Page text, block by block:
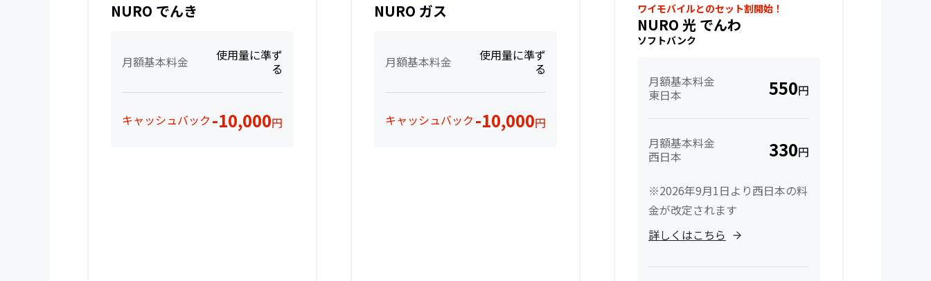
NURO でんき
月額基本料金
使用量に準ず
る
キャッシュバック -10,000円
NURO ガス
月額基本料金
使用量に準ず
る
キャッシュバック -10,000円
ワイモバイルとのセット割開始！
NURO 光 でんわ
ソフトバンク
月額基本料金
東日本
550円
月額基本料金
西日本
330円
※2026年9月1日より西日本の料
金が改定されます
詳しくはこちら